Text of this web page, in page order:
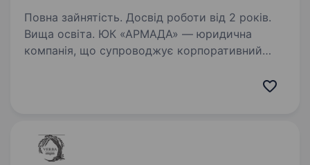
Повна зайнятість. Досвід роботи від 2 років.
Вища освіта. ЮК «АРМАДА» — юридична
компанія, що супроводжує корпоративний